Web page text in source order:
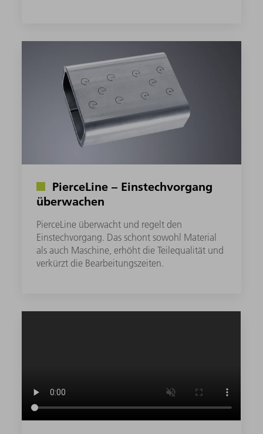
PierceLine – Einstechvorgang
überwachen
PierceLine überwacht und regelt den
Einstechvorgang. Das schont sowohl Material
als auch Maschine, erhöht die Teilequalität und
verkürzt die Bearbeitungszeiten.